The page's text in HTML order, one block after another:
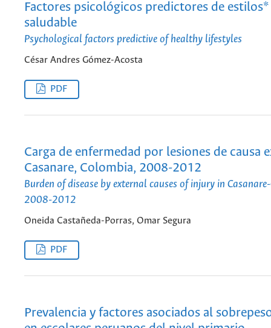
Factores psicológicos predictores de
saludable
Psychological factors predictive of healthy lifestyles
César Andres Gómez-Acosta
PDF
Carga de enfermedad por lesiones de causa
Casanare, Colombia, 2008-2012
Burden of disease by external causes of injury in
2008-2012
Oneida Castañeda-Porras, Omar Segura
PDF
Prevalencia y factores asociados al